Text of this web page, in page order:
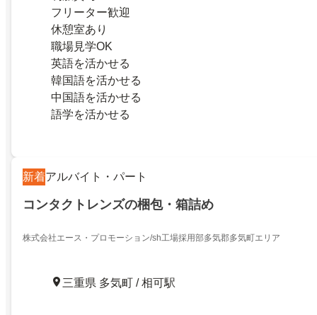
フリーター歓迎
休憩室あり
職場見学OK
英語を活かせる
韓国語を活かせる
中国語を活かせる
語学を活かせる
新着アルバイト・パート
コンタクトレンズの梱包・箱詰め
株式会社エース・プロモーション/sh工場採用部多気郡多気町エリア
三重県 多気町 / 相可駅